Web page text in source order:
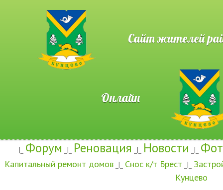
Сайт жителей
Онлайн
|_ Форум _|_ Реновация _|_ Новости _|_
Капитальный ремонт домов _|_ Снос к/т Брест _|_
Кунцево